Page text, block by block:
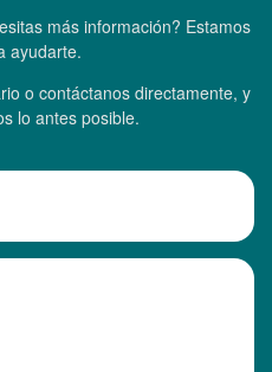
más información? Estamos
ayudarte.
o contáctanos directamente, y
lo antes posible.